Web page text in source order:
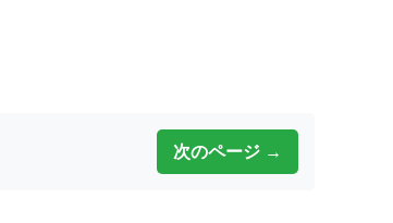
次のページ →